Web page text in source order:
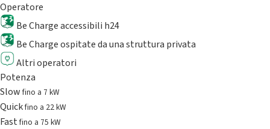
Operatore
Be Charge accessibili h24
Be Charge ospitate da una struttura privata
Altri operatori
Potenza
Slowfino a 7 kW
Quickfino a 22 kW
Fastfino a 75 kW